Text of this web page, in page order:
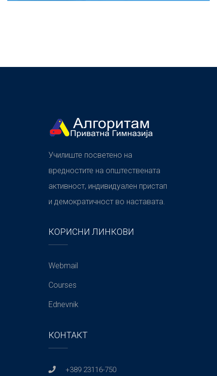
Училиште посветено на
вредностите на општествената
активност, индивидуален пристап
и демократичност во наставата.
КОРИСНИ ЛИНКОВИ
Webmail
Courses
Ednevnik
КОНТАКТ
+389 23116-750